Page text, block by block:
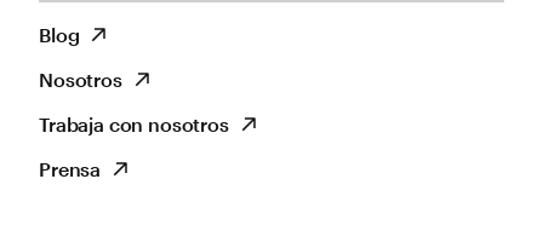
Blog
Nosotros
Trabaja con nosotros
Prensa